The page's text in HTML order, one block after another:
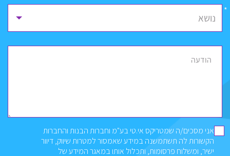
נושא
הודעה
אני מסכים/ה שמטריקס אי.טי בע"מ וחברות הבנות והחברות
הקשורות לה תשתמשנה במידע שאמסור למטרות שיווק, דיוור
ישיר, ומשלוח פרסומות, ותכלול אותו במאגר המידע של